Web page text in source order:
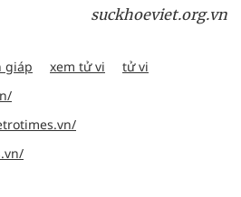
suckhoeviet.org.vn
giáp xem tử vi
tử vi